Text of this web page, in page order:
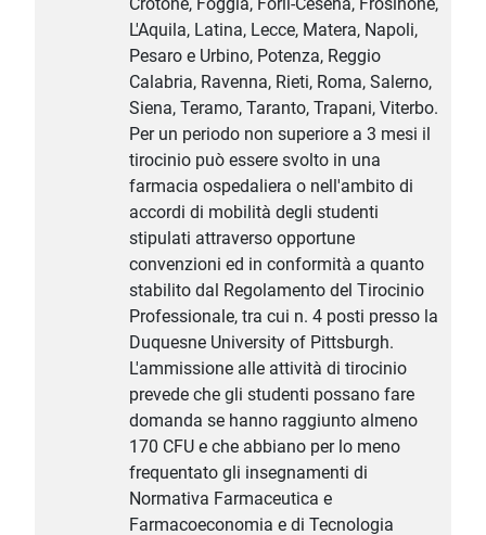
Crotone, Foggia, Forlì-Cesena, Frosinone,
L'Aquila, Latina, Lecce, Matera, Napoli,
Pesaro e Urbino, Potenza, Reggio
Calabria, Ravenna, Rieti, Roma, Salerno,
Siena, Teramo, Taranto, Trapani, Viterbo.
Per un periodo non superiore a 3 mesi il
tirocinio può essere svolto in una
farmacia ospedaliera o nell'ambito di
accordi di mobilità degli studenti
stipulati attraverso opportune
convenzioni ed in conformità a quanto
stabilito dal Regolamento del Tirocinio
Professionale, tra cui n. 4 posti presso la
Duquesne University of Pittsburgh.
L'ammissione alle attività di tirocinio
prevede che gli studenti possano fare
domanda se hanno raggiunto almeno
170 CFU e che abbiano per lo meno
frequentato gli insegnamenti di
Normativa Farmaceutica e
Farmacoeconomia e di Tecnologia